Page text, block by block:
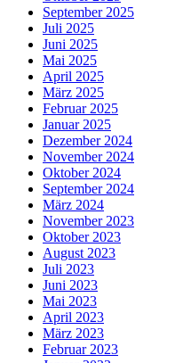
September 2025
Juli 2025
Juni 2025
Mai 2025
April 2025
März 2025
Februar 2025
Januar 2025
Dezember 2024
November 2024
Oktober 2024
September 2024
März 2024
November 2023
Oktober 2023
August 2023
Juli 2023
Juni 2023
Mai 2023
April 2023
März 2023
Februar 2023